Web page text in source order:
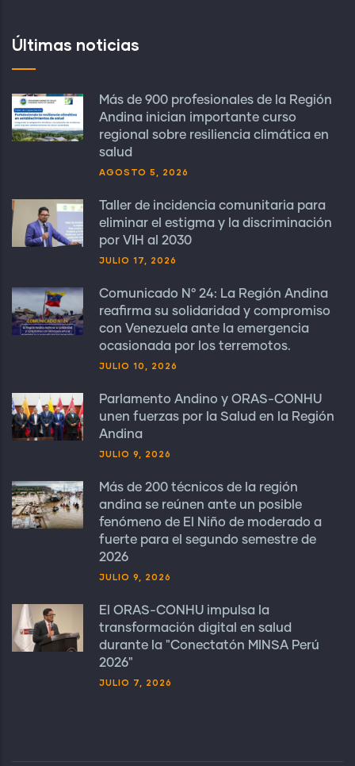
Últimas noticias
Más de 900 profesionales de la Región
Andina inician importante curso
regional sobre resiliencia climática en
salud
AGOSTO 5, 2026
Taller de incidencia comunitaria para
eliminar el estigma y la discriminación
por VIH al 2030
JULIO 17, 2026
Comunicado N° 24: La Región Andina
reafirma su solidaridad y compromiso
con Venezuela ante la emergencia
ocasionada por los terremotos.
JULIO 10, 2026
Parlamento Andino y ORAS-CONHU
unen fuerzas por la Salud en la Región
Andina
JULIO 9, 2026
Más de 200 técnicos de la región
andina se reúnen ante un posible
fenómeno de El Niño de moderado a
fuerte para el segundo semestre de
2026
JULIO 9, 2026
El ORAS-CONHU impulsa la
transformación digital en salud
durante la "Conectatón MINSA Perú
2026"
JULIO 7, 2026